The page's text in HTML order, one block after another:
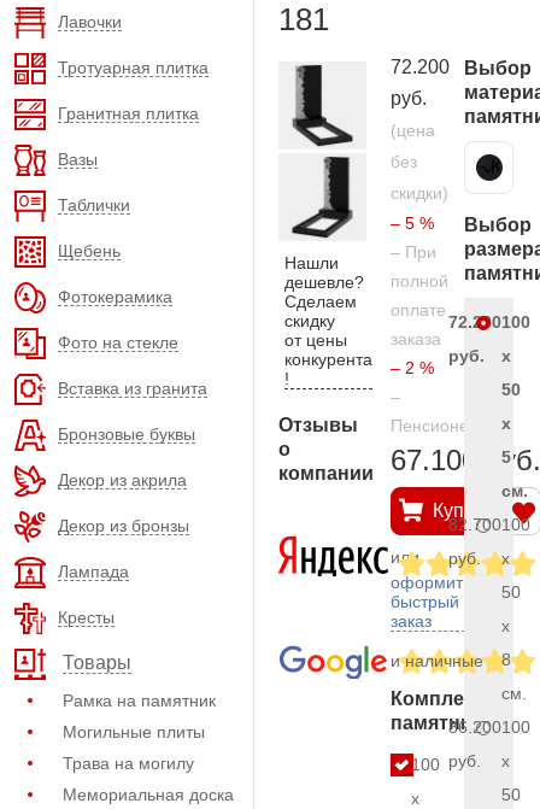
Лавочки
Тротуарная плитка
Гранитная плитка
Вазы
Таблички
Щебень
Фотокерамика
Фото на стекле
Вставка из гранита
Бронзовые буквы
Декор из акрила
Декор из бронзы
Лампада
Кресты
Товары
Рамка на памятник
Могильные плиты
Трава на могилу
Мемориальная доска
181
Нашли
дешевле?
Сделаем
скидку
от цены
конкурента
!
Отзывы
о
компании
72.200
руб.
(цена
без
скидки)
– 5 %
– При
полной
оплате
заказа
– 2 %
–
Пенсионерам
67.100 руб.
Купить
или
оформить
быстрый
заказ
и наличные
Комплект
памятника
100
x
Выбор
Карельский гранит
Выбор
72.200
руб.
100
x
50
x
5
см.
82.700
руб.
100
x
50
x
8
см.
86.200
руб.
100
x
50